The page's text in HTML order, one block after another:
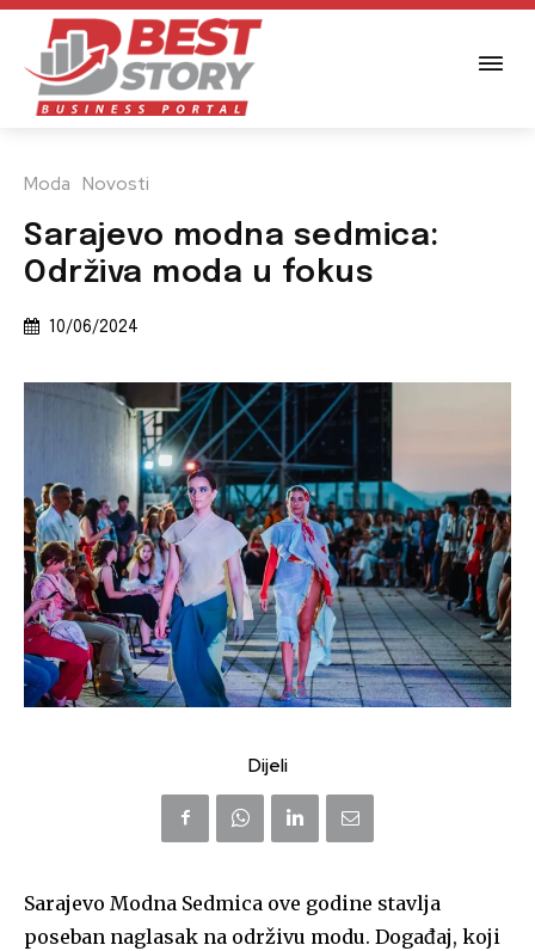
Moda Novosti
Sarajevo modna sedmica:
Održiva moda u fokus
10/06/2024
Dijeli
Sarajevo Modna Sedmica ove godine stavlja
poseban naglasak na održivu modu. Događaj, koji